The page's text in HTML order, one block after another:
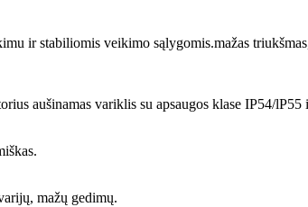
ir stabiliomis veikimo sąlygomis.mažas
aušinamas variklis su apsaugos klase IP54/
mažų gedimų.